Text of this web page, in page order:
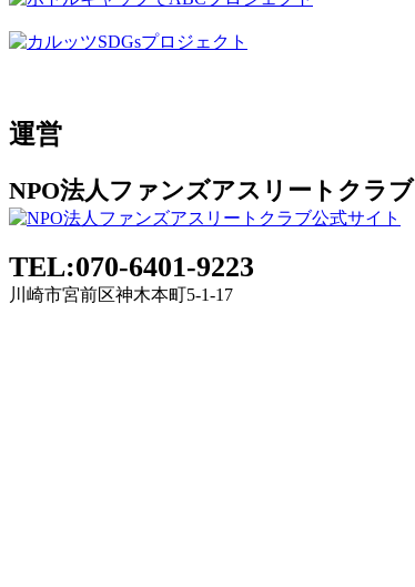
運営
NPO法人ファンズアスリートクラブ
TEL:070-6401-9223
川崎市宮前区神木本町5-1-17